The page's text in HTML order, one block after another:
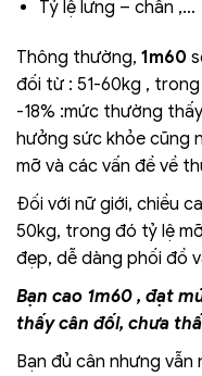
Tỷ lệ lưng – chân ,…
Thông thường, 1m60
đối từ : 51-60kg ,
-18% :mức thường
hưởng sức khỏe cũng
mỡ và các vấn đề về
Đối với nữ giới, chiều
50kg, trong đó tỷ lệ
đẹp, dễ dàng phối đồ
Bạn cao 1m60 , đạt
thấy cân đối, chưa
Bạn đủ cân nhưng